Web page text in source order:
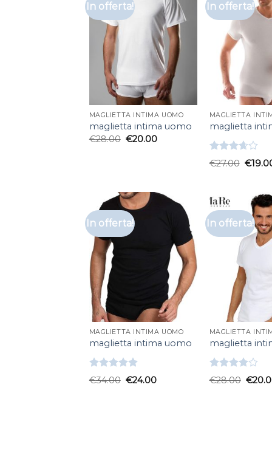
In offerta!
MAGLIETTA INTIMA UOMO
maglietta intima uomo
€28.00 €20.00
In offerta!
MAGLIETTA
maglietta
Valutato
3.67 su
€27.00 €
In offerta!
MAGLIETTA INTIMA UOMO
maglietta intima uomo
Valutato
5.00su 5
€34.00 €24.00
In offerta!
MAGLIETTA
maglietta
Valutato
4.00su
€28.00 €